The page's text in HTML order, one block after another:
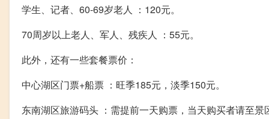
学生、记者、60-69岁老人 ：120元。
70周岁以上老人、军人、残疾人 ：55元。
此外，还有一些套餐票价：
中心湖区门票+船票 ：旺季185元，淡季150元。
东南湖区旅游码头 ：需提前一天购票，当天购买者请至景